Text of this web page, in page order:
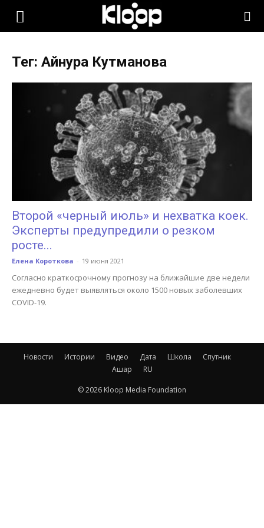
KLOOP.KG
Новости
Кыргызстана
Тег: Айнура Кутманова
Второй «черный июль» и нехватка коек.
Эксперты предупредили о резком
росте...
Елена Короткова - 19 июня 2021
Согласно краткосрочному прогнозу на ближайшие две недели
ежедневно будет выявляться около 1500 новых заболевших
COVID-19.
Новости Истории Видео Дата Школа
Спутник
Ашар
RU
© 2026 Kloop Media Foundation